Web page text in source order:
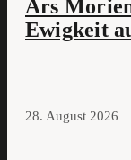
Ars
Ewigkeit
28. August 2026